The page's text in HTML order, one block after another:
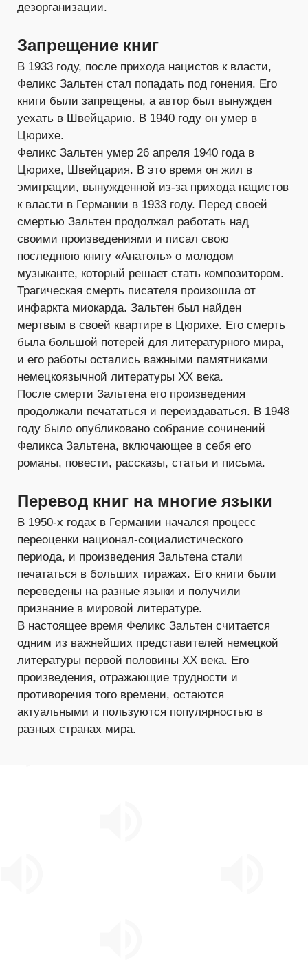
дезорганизации.
Запрещение книг
В 1933 году, после прихода нацистов к власти,
Феликс Зальтен стал попадать под гонения. Его
книги были запрещены, а автор был вынужден
уехать в Швейцарию. В 1940 году он умер в
Цюрихе.
Феликс Зальтен умер 26 апреля 1940 года в
Цюрихе, Швейцария. В это время он жил в
эмиграции, вынужденной из-за прихода нацистов
к власти в Германии в 1933 году. Перед своей
смертью Зальтен продолжал работать над
своими произведениями и писал свою
последнюю книгу «Анатоль» о молодом
музыканте, который решает стать композитором.
Трагическая смерть писателя произошла от
инфаркта миокарда. Зальтен был найден
мертвым в своей квартире в Цюрихе. Его смерть
была большой потерей для литературного мира,
и его работы остались важными памятниками
немецкоязычной литературы XX века.
После смерти Зальтена его произведения
продолжали печататься и переиздаваться. В 1948
году было опубликовано собрание сочинений
Феликса Зальтена, включающее в себя его
романы, повести, рассказы, статьи и письма.
Перевод книг на многие языки
В 1950-х годах в Германии начался процесс
переоценки национал-социалистического
периода, и произведения Зальтена стали
печататься в больших тиражах. Его книги были
переведены на разные языки и получили
признание в мировой литературе.
В настоящее время Феликс Зальтен считается
одним из важнейших представителей немецкой
литературы первой половины ХХ века. Его
произведения, отражающие трудности и
противоречия того времени, остаются
актуальными и пользуются популярностью в
разных странах мира.